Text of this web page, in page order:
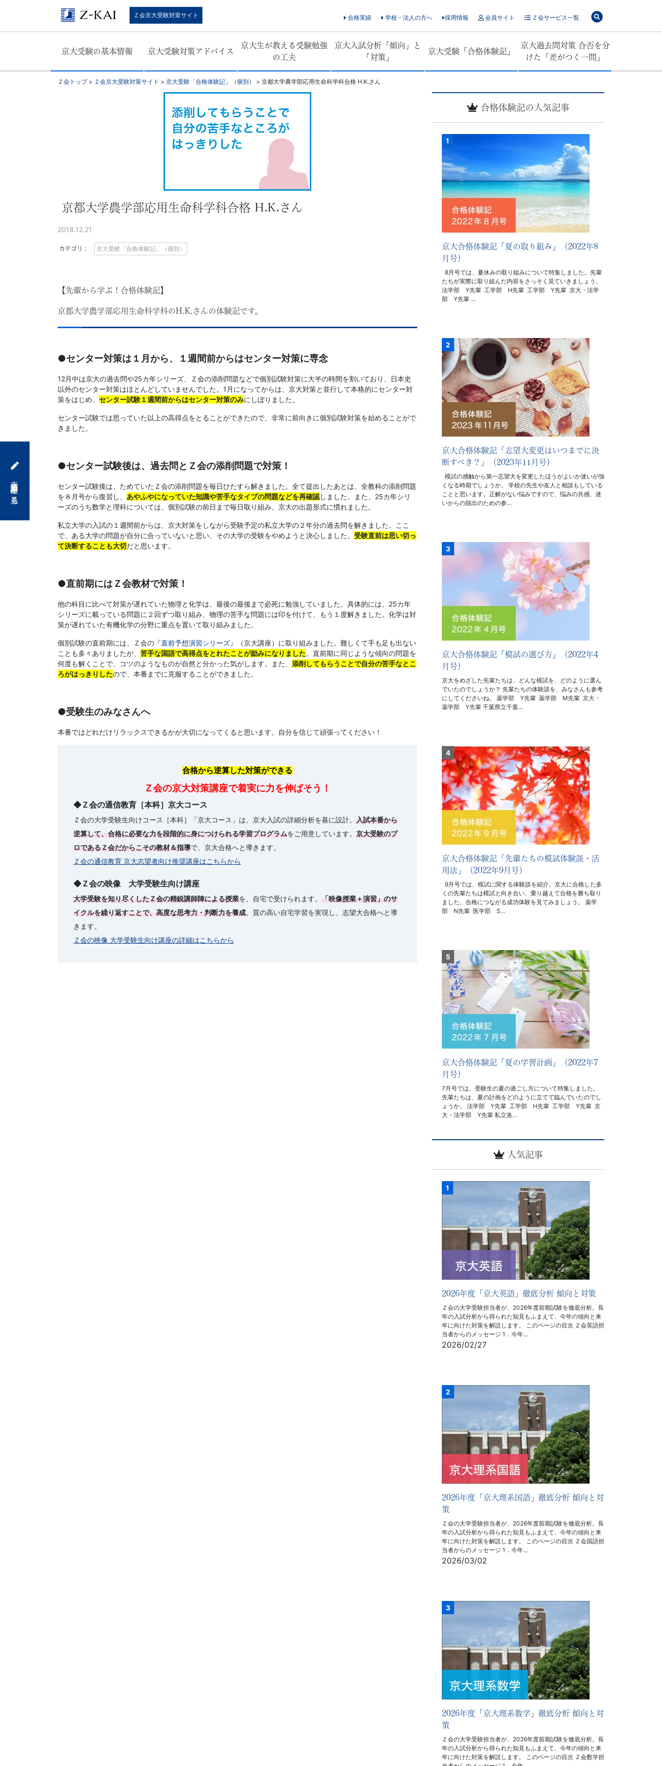
大
の
「合
格
直
Ｚ会京大受験対策サイト 合格実績 学校・法人の方へ 採用情報 会員サイト Ｚ会サービス一覧
京大受験の基本情報 京大受験対策アドバイス
京大生が教える受験勉強
の工夫
京大入試分析「傾向」と
「対策」
京大受験「合格体験記」
京大過去問対策 合否を分
けた「差がつく一問」
Ｚ会トップ> Ｚ会京大受験対策サイト > 京大受験「合格体験記」（個別） > 京都大学農学部応用生命科学科合格 H.K.さん
京都大学農学部応用生命科学科合格 H.K.さん
2018.12.21
カテゴリ： 京大受験「合格体験記」（個別）
【先輩から学ぶ！合格体験記】
京都大学農学部応用生命科学科のH.K.さんの体験記です。
●センター対策は１月から、１週間前からはセンター対策に専念
12月中は京大の過去問や25カ年シリーズ、Ｚ会の添削問題などで個別試験対策に大半の時間を割いており、日本史
以外のセンター対策はほとんどしていませんでした。1月になってからは、京大対策と並行して本格的にセンター対
策をはじめ、 センター試験１週間前からはセンター対策のみにしぼりました。
センター試験では思っていた以上の高得点をとることができたので、非常に前向きに個別試験対策を始めることがで
きました。
●センター試験後は、過去問とＺ会の添削問題で対策！
センター試験後は、ためていたＺ会の添削問題を毎日ひたすら解きました。全て提出したあとは、全教科の添削問題
を８月号から復習し、 あやふやになっていた知識や苦手なタイプの問題などを再確認しました。また、25カ年シリ
ーズのうち数学と理科については、個別試験の前日まで毎日取り組み、京大の出題形式に慣れました。
私立大学の入試の１週間前からは、京大対策をしながら受験予定の私立大学の２年分の過去問を解きました。ここ
で、ある大学の問題が自分に合っていないと思い、その大学の受験をやめようと決心しました。 受験直前は思い切っ
て決断することも大切だと思います。
●直前期にはＺ会教材で対策！
他の科目に比べて対策が遅れていた物理と化学は、最後の最後まで必死に勉強していました。具体的には、25カ年
シリーズに載っている問題に２回ずつ取り組み、物理の苦手な問題には印を付けて、もう１度解きました。化学は対
策が遅れていた有機化学の分野に重点を置いて取り組みました。
個別試験の直前期には、Ｚ会の 『直前予想演習シリーズ』
（京大講座）に取り組みました。難しくて手も足も出ない
ことも多々ありましたが、 苦手な国語で高得点をとれたことが励みになりました。直前期に同じような傾向の問題を
何度も解くことで、コツのようなものが自然と分かった気がします。また、 添削してもらうことで自分の苦手なとこ
ろがはっきりしたので、本番までに克服することができました。
●受験生のみなさんへ
本番ではどれだけリラックスできるかが大切になってくると思います。自分を信じて頑張ってください！
合格から逆算した対策ができる
Ｚ会の京大対策講座で着実に力を伸ばそう！
◆Ｚ会の通信教育［本科］京大コース
Ｚ会の大学受験生向けコース［本科］「京大コース」は、京大入試の詳細分析を基に設計。 入試本番から
逆算して、合格に必要な力を段階的に身につけられる学習プログラムをご用意しています。 京大受験のプ
ロであるＺ会だからこその教材＆指導で、京大合格へと導きます。
Ｚ会の通信教育 京大志望者向け推奨講座はこちらから
◆Ｚ会の映像 大学受験生向け講座
大学受験を知り尽くしたＺ会の精鋭講師陣による授業を、自宅で受けられます。
「映像授業＋演習」のサ
イクルを繰り返すことで、高度な思考力・判断力を養成。質の高い自宅学習を実現し、志望大合格へと導
きます。
Ｚ会の映像 大学受験生向け講座の詳細はこちらから
合格体験記の人気記事
京大合格体験記「夏の取り組み」（2022年8
月号）
8月号では、夏休みの取り組みについて特集しました。先輩
たちが実際に取り組んだ内容をさっそく見ていきましょう。
法学部 Y先輩 工学部 H先輩 工学部 Y先輩 京大・法学
部 Y先輩 …
京大合格体験記「志望大変更はいつまでに決
断すべき？」（2023年11月号）
模試の感触から第一志望大を変更したほうがよいか迷いが強
くなる時期でしょうか。 学校の先生や友人と相談もしている
ことと思います。正解がない悩みですので、悩みの共感、迷
いからの脱出のための参…
京大合格体験記「模試の選び方」（2022年4
月号）
京大をめざした先輩たちは、どんな模試を、どのように選ん
でいたのでしょうか？ 先輩たちの体験談を、みなさんも参考
にしてくださいね。 薬学部 Y先輩 薬学部 M先輩 京大・
薬学部 Y先輩 千葉県立千葉…
京大合格体験記「先輩たちの模試体験談・活
用法」（2022年9月号）
9月号では、模試に関する体験談を紹介。京大に合格した多
くの先輩たちは模試と向き合い、乗り越えて合格を勝ち取り
ました。合格につながる成功体験を見てみましょう。 薬学
部 N先輩 医学部 S…
京大合格体験記「夏の学習計画」（2022年7
月号）
7月号では、受験生の夏の過ごし方について特集しました。
先輩たちは、夏の計画をどのように立てて臨んでいたのでし
ょうか。 法学部 Y先輩 工学部 H先輩 工学部 Y先輩 京
大・法学部 Y先輩 私立洛…
人気記事
2026年度「京大英語」徹底分析 傾向と対策
Ｚ会の大学受験担当者が、2026年度前期試験を徹底分析。長
年の入試分析から得られた知見もふまえて、今年の傾向と来
年に向けた対策を解説します。 このページの目次 Ｚ会英語担
当者からのメッセージ 1．今年…
2026/02/27
2026年度「京大理系国語」徹底分析 傾向と対
策
Ｚ会の大学受験担当者が、2026年度前期試験を徹底分析。長
年の入試分析から得られた知見もふまえて、今年の傾向と来
年に向けた対策を解説します。 このページの目次 Ｚ会国語担
当者からのメッセージ 1．今年…
2026/03/02
2026年度「京大理系数学」徹底分析 傾向と対
策
Ｚ会の大学受験担当者が、2026年度前期試験を徹底分析。長
年の入試分析から得られた知見もふまえて、今年の傾向と来
年に向けた対策を解説します。 このページの目次 Ｚ会数学担
京大対策講座を見る